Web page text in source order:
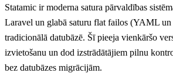
Statamic ir moderna satura pārvaldības
Laravel un glabā saturu flat failos (YAML
tradicionālā datubāzē. Šī pieeja vienkāršo
izvietošanu un dod izstrādātājiem pilnu
bez datubāzes migrācijām.